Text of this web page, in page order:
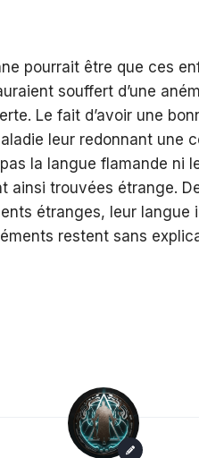
pourrait être que ces
souffert d’une
Le fait d’avoir une
leur redonnant une
la langue flamande ni
ainsi trouvées étrange.
étranges, leur langue
restent sans